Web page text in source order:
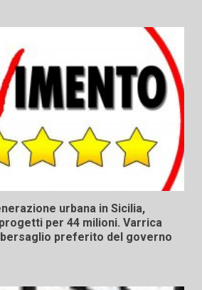
urbana in Sicilia,
per 44 milioni. Varrica
bersaglio preferito del governo